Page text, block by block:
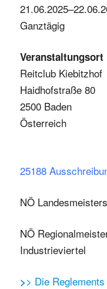
Ganztägig
Veranstaltungsort
Reitclub Kiebitzhof
Haidhofstraße 80
2500 Baden
Österreich
25188
NÖ
NÖ
Industrieviertel
>> Die